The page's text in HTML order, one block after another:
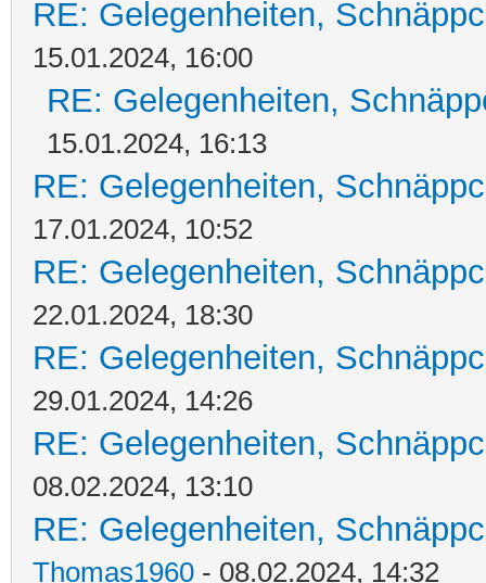
RE: Gelegenheiten,
15.01.2024, 16:00
RE: Gelegenheiten,
15.01.2024, 16:13
RE: Gelegenheiten,
17.01.2024, 10:52
RE: Gelegenheiten,
22.01.2024, 18:30
RE: Gelegenheiten,
29.01.2024, 14:26
RE: Gelegenheiten,
08.02.2024, 13:10
RE: Gelegenheiten,
Thomas1960 - 08.02.2024, 14:32